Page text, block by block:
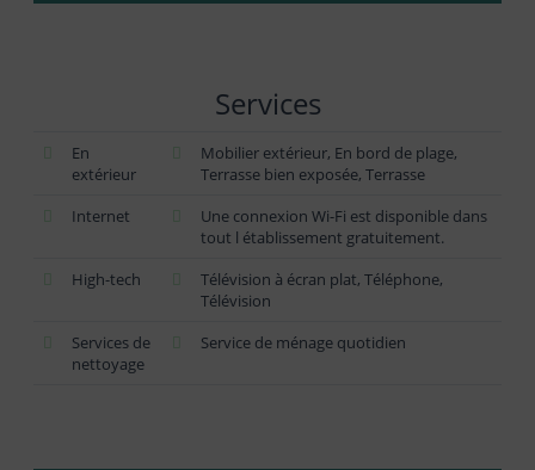
Services
En
extérieur
Mobilier extérieur, En bord de plage,
Terrasse bien exposée, Terrasse
Internet
Une connexion Wi-Fi est disponible dans
tout l établissement gratuitement.
High-tech
Télévision à écran plat, Téléphone,
Télévision
Services de
nettoyage
Service de ménage quotidien